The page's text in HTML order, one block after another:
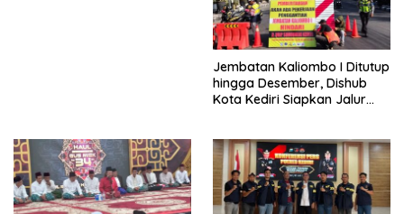
Jembatan Kaliombo I Ditutup
hingga Desember, Dishub
Kota Kediri Siapkan Jalur